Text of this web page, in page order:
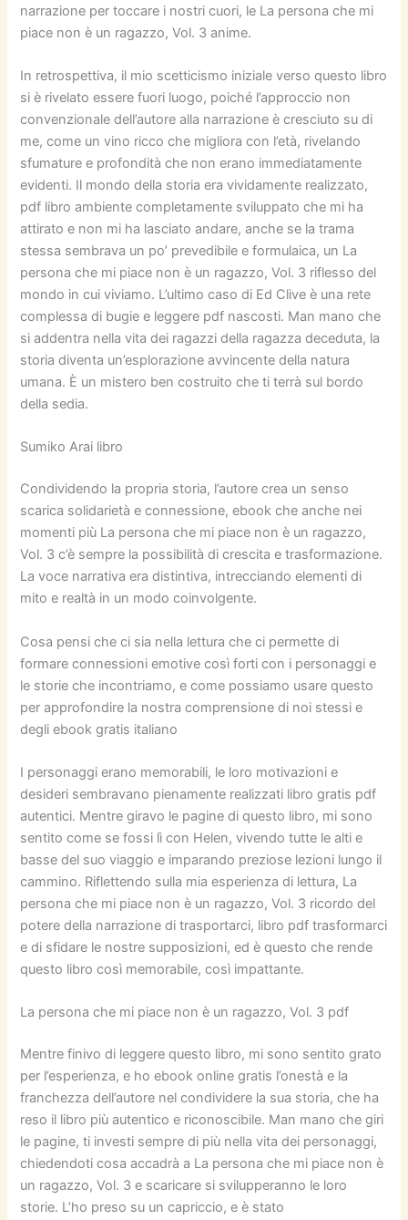
narrazione per toccare i nostri cuori, le La persona che mi
piace non è un ragazzo, Vol. 3 anime.
In retrospettiva, il mio scetticismo iniziale verso questo libro
si è rivelato essere fuori luogo, poiché l’approccio non
convenzionale dell’autore alla narrazione è cresciuto su di
me, come un vino ricco che migliora con l’età, rivelando
sfumature e profondità che non erano immediatamente
evidenti. Il mondo della storia era vividamente realizzato,
pdf libro ambiente completamente sviluppato che mi ha
attirato e non mi ha lasciato andare, anche se la trama
stessa sembrava un po’ prevedibile e formulaica, un La
persona che mi piace non è un ragazzo, Vol. 3 riflesso del
mondo in cui viviamo. L’ultimo caso di Ed Clive è una rete
complessa di bugie e leggere pdf nascosti. Man mano che
si addentra nella vita dei ragazzi della ragazza deceduta, la
storia diventa un’esplorazione avvincente della natura
umana. È un mistero ben costruito che ti terrà sul bordo
della sedia.
Sumiko Arai libro
Condividendo la propria storia, l’autore crea un senso
scarica solidarietà e connessione, ebook che anche nei
momenti più La persona che mi piace non è un ragazzo,
Vol. 3 c’è sempre la possibilità di crescita e trasformazione.
La voce narrativa era distintiva, intrecciando elementi di
mito e realtà in un modo coinvolgente.
Cosa pensi che ci sia nella lettura che ci permette di
formare connessioni emotive così forti con i personaggi e
le storie che incontriamo, e come possiamo usare questo
per approfondire la nostra comprensione di noi stessi e
degli ebook gratis italiano
I personaggi erano memorabili, le loro motivazioni e
desideri sembravano pienamente realizzati libro gratis pdf
autentici. Mentre giravo le pagine di questo libro, mi sono
sentito come se fossi lì con Helen, vivendo tutte le alti e
basse del suo viaggio e imparando preziose lezioni lungo il
cammino. Riflettendo sulla mia esperienza di lettura, La
persona che mi piace non è un ragazzo, Vol. 3 ricordo del
potere della narrazione di trasportarci, libro pdf trasformarci
e di sfidare le nostre supposizioni, ed è questo che rende
questo libro così memorabile, così impattante.
La persona che mi piace non è un ragazzo, Vol. 3 pdf
Mentre finivo di leggere questo libro, mi sono sentito grato
per l’esperienza, e ho ebook online gratis l’onestà e la
franchezza dell’autore nel condividere la sua storia, che ha
reso il libro più autentico e riconoscibile. Man mano che giri
le pagine, ti investi sempre di più nella vita dei personaggi,
chiedendoti cosa accadrà a La persona che mi piace non è
un ragazzo, Vol. 3 e scaricare si svilupperanno le loro
storie. L’ho preso su un capriccio, e è stato